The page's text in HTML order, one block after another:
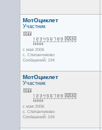
МотОциклет
Участник
с мая 2006
с. Степанчиково
Сообщений: 194
МотОциклет
Участник
с мая 2006
с. Степанчиково
Сообщений: 194